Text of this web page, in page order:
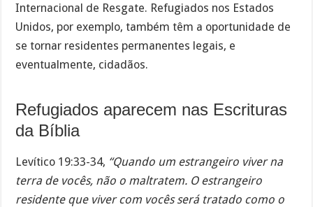
Internacional de Resgate. Refugiados nos Estados
Unidos, por exemplo, também têm a oportunidade de
se tornar residentes permanentes legais, e
eventualmente, cidadãos.
Refugiados aparecem nas Escrituras
da Bíblia
Levítico 19:33-34, “Quando um estrangeiro viver na
terra de vocês, não o maltratem. O estrangeiro
residente que viver com vocês será tratado como o